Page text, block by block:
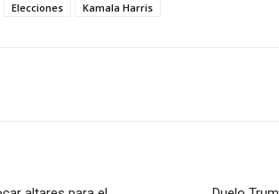
Elecciones Kamala Harris